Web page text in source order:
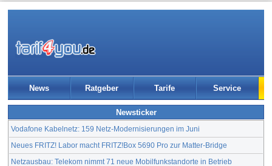
News Ratgeber Tarife Service
Newsticker
Vodafone Kabelnetz: 159 Netz-Modernisierungen im Juni
Neues FRITZ! Labor macht FRITZ!Box 5690 Pro zur Matter-Bridge
Netzausbau: Telekom nimmt 71 neue Mobilfunkstandorte in Betrieb